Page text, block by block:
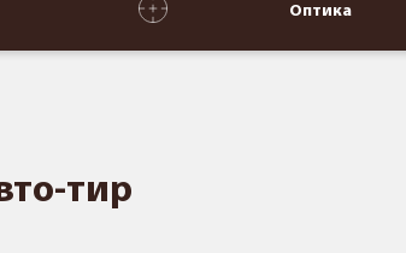
Оптика
тир